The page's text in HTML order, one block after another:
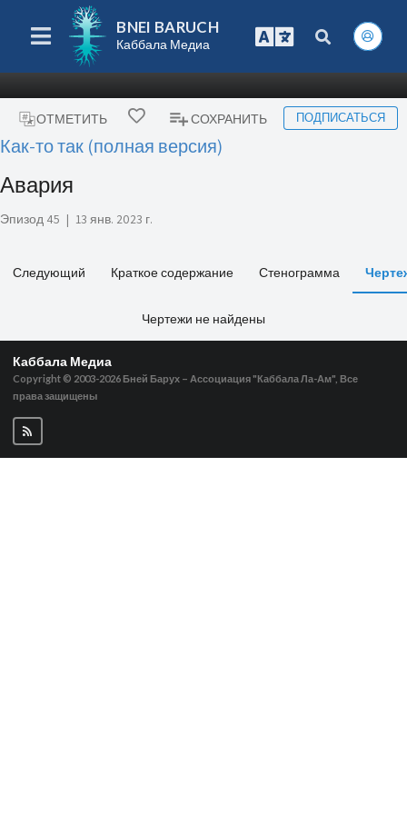
BNEI BARUCH
Каббала Медиа
ОТМЕТИТЬ СОХРАНИТЬ ПОДПИСАТЬСЯ
Как-то так (полная версия)
Авария
Эпизод 45 | 13 янв. 2023 г.
Следующий Краткое содержание Стенограмма
Чертежи не найдены
Каббала Медиа
Copyright © 2003-2026 Бней Барух – Ассоциация "Каббала Ла-Ам", Все
права защищены